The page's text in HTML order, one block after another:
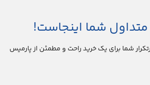
شما اینجاست!
شما برای یک خرید راحت و مطمئن از پارمیس